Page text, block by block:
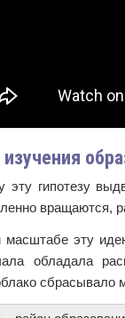
эту гипотезу
вращаются,
эту
обладала
сбрасывало